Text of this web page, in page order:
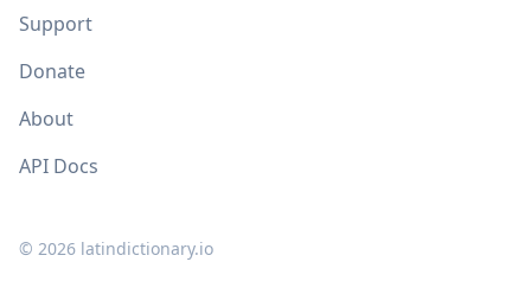
Support
Donate
About
API Docs
© 2026 latindictionary.io